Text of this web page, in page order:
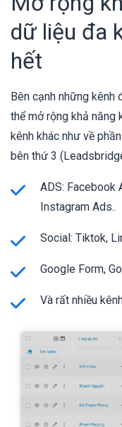
dữ liệu đa
hết
Bên cạnh những
thể mở rộng khả năng
kênh khác như về
bên thứ 3
ADS: Facebook
Instagram Ads..
Social: Tiktok,
Google Form,
Và rất nhiều